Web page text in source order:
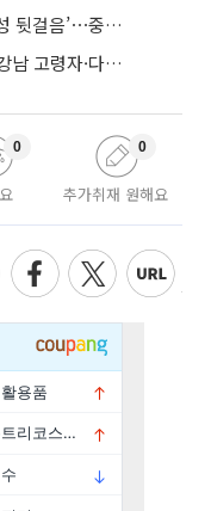
5대 은행, 상반기 9조 벌었지만 ‘건전성 뒷걸음’⋯중기대출 문턱 높아지나
세제 개편에 복잡해진 자산가 셈법⋯강남 고령자·다주택자 ‘자산재편 고심’
0
추가취재 원해요
0